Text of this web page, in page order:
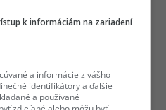
k informáciám na zariadení
a informácie z vášho
identifikátory a ďalšie
a používané